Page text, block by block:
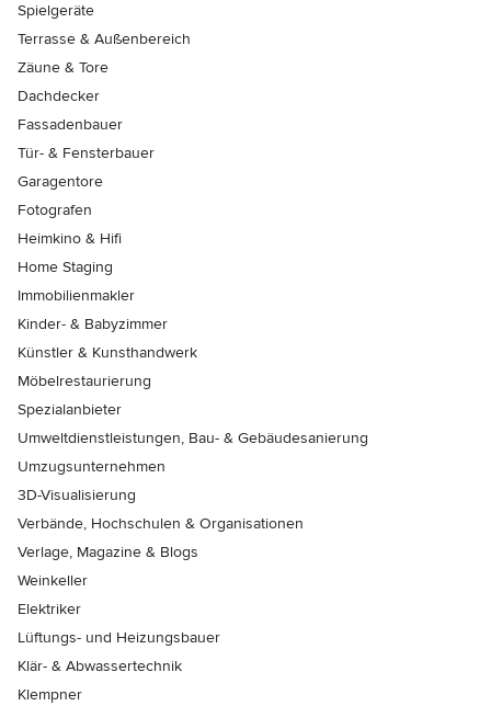
Spielgeräte
Terrasse & Außenbereich
Zäune & Tore
Dachdecker
Fassadenbauer
Tür- & Fensterbauer
Garagentore
Fotografen
Heimkino & Hifi
Home Staging
Immobilienmakler
Kinder- & Babyzimmer
Künstler & Kunsthandwerk
Möbelrestaurierung
Spezialanbieter
Umweltdienstleistungen, Bau- & Gebäudesanierung
Umzugsunternehmen
3D-Visualisierung
Verbände, Hochschulen & Organisationen
Verlage, Magazine & Blogs
Weinkeller
Elektriker
Lüftungs- und Heizungsbauer
Klär- & Abwassertechnik
Klempner